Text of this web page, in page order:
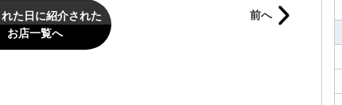
た日に紹介された
お店一覧へ
前へ